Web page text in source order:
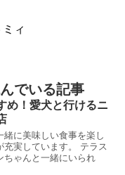
ィ
でいる記事
め！愛犬と行けるニ
に美味しい食事を楽し
実しています。 テラス
ちゃんと一緒にいられ